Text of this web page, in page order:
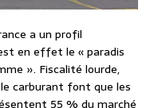
a un profil
en effet le « paradis
». Fiscalité lourde,
carburant font que les
55 % du marché